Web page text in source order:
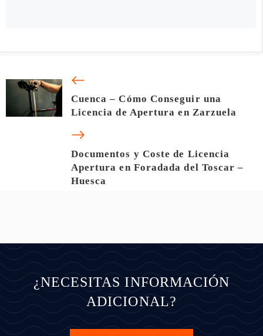
Cuenca – Cómo Conseguir una
Licencia de Apertura en Zarzuela
Documentos y Coste de Licencia
Apertura en Foradada del Toscar –
Huesca
¿NECESITAS INFORMACIÓN
ADICIONAL?